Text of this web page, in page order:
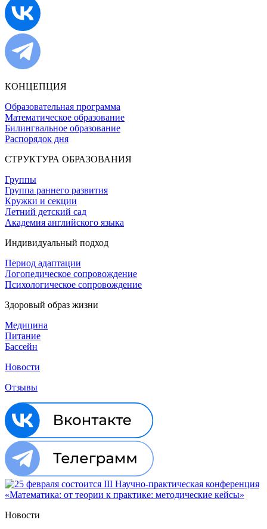
КОНЦЕПЦИЯ
Образовательная программа
Математическое образование
Билингвальное образование
Распорядок дня
СТРУКТУРА ОБРАЗОВАНИЯ
Группы
Группа раннего развития
Кружки и секции
Летний детский сад
Академия английского языка
Индивидуальный подход
Период адаптации
Логопедическое сопровождение
Психологическое сопровождение
Здоровый образ жизни
Медицина
Питание
Бассейн
Новости
Отзывы
Новости